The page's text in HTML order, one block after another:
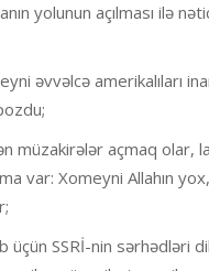
yolunun açılması ilə
əvvəlcə amerikalıları
müzakirələr açmaq olar,
var: Xomeyni Allahın
üçün SSRİ-nin sərhədləri